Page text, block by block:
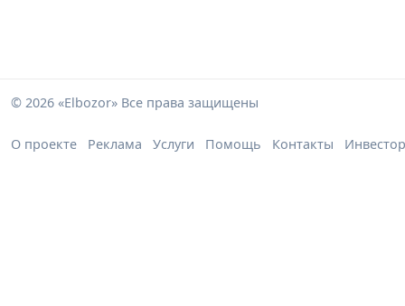
© 2026 «Elbozor» Все права защищены
О проекте Реклама Услуги Помощь Контакты